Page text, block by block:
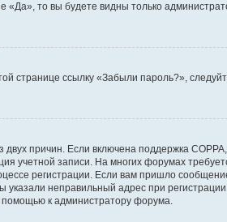
«Да», то вы будете видны только
странице ссылку «Забыли пароль?»,
причин. Если включена поддержка
учетной записи. На многих форумах
регистрации. Если вам пришло
неправильный адрес при
помощью к администратору форума.